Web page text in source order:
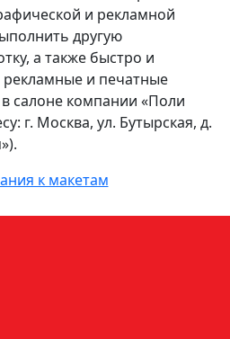
и рекламной
другую
а также быстро и
рекламные и печатные
салоне компании «Поли
г. Москва, ул. Бутырская, д.
к макетам